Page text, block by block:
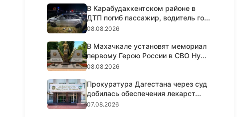
В Карабудахкентском районе в
ДТП погиб пассажир, водитель го...
08.08.2026
В Махачкале установят мемориал
первому Герою России в СВО Ну...
08.08.2026
Прокуратура Дагестана через суд
добилась обеспечения лекарст...
07.08.2026